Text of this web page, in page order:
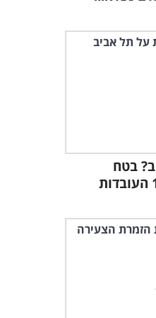
לא לפי
טרי שצוחק
בטח
תשמחו לגלו את 11 העובדות